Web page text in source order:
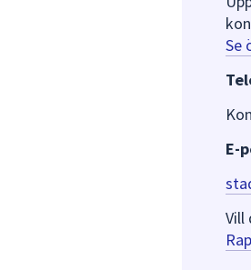
Se
E-
Vill